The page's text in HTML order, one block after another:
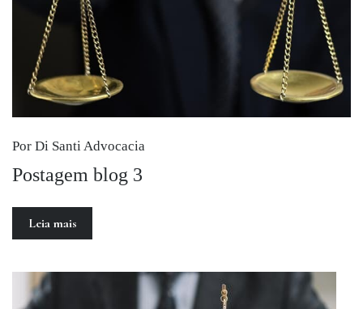
Por Di Santi Advocacia
Postagem blog 3
Leia mais